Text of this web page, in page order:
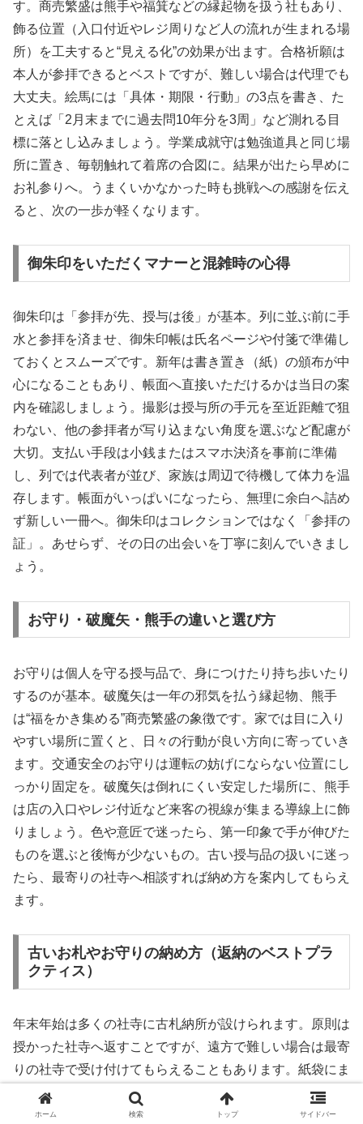
す。商売繁盛は熊手や福箕などの縁起物を扱う社もあり、
飾る位置（入口付近やレジ周りなど人の流れが生まれる場
所）を工夫すると“見える化”の効果が出ます。合格祈願は
本人が参拝できるとベストですが、難しい場合は代理でも
大丈夫。絵馬には「具体・期限・行動」の3点を書き、た
とえば「2月末までに過去問10年分を3周」など測れる目
標に落とし込みましょう。学業成就守は勉強道具と同じ場
所に置き、毎朝触れて着席の合図に。結果が出たら早めに
お礼参りへ。うまくいかなかった時も挑戦への感謝を伝え
ると、次の一歩が軽くなります。
御朱印をいただくマナーと混雑時の心得
御朱印は「参拝が先、授与は後」が基本。列に並ぶ前に手
水と参拝を済ませ、御朱印帳は氏名ページや付箋で準備し
ておくとスムーズです。新年は書き置き（紙）の頒布が中
心になることもあり、帳面へ直接いただけるかは当日の案
内を確認しましょう。撮影は授与所の手元を至近距離で狙
わない、他の参拝者が写り込まない角度を選ぶなど配慮が
大切。支払い手段は小銭またはスマホ決済を事前に準備
し、列では代表者が並び、家族は周辺で待機して体力を温
存します。帳面がいっぱいになったら、無理に余白へ詰め
ず新しい一冊へ。御朱印はコレクションではなく「参拝の
証」。あせらず、その日の出会いを丁寧に刻んでいきまし
ょう。
お守り・破魔矢・熊手の違いと選び方
お守りは個人を守る授与品で、身につけたり持ち歩いたり
するのが基本。破魔矢は一年の邪気を払う縁起物、熊手
は“福をかき集める”商売繁盛の象徴です。家では目に入り
やすい場所に置くと、日々の行動が良い方向に寄っていき
ます。交通安全のお守りは運転の妨げにならない位置にし
っかり固定を。破魔矢は倒れにくい安定した場所に、熊手
は店の入口やレジ付近など来客の視線が集まる導線上に飾
りましょう。色や意匠で迷ったら、第一印象で手が伸びた
ものを選ぶと後悔が少ないもの。古い授与品の扱いに迷っ
たら、最寄りの社寺へ相談すれば納め方を案内してもらえ
ます。
古いお札やお守りの納め方（返納のベストプラ
クティス）
年末年始は多くの社寺に古札納所が設けられます。原則は
授かった社寺へ返すことですが、遠方で難しい場合は最寄
りの社寺で受け付けてもらえることもあります。紙袋にま
とめ、雨天時はビニールで保護。金属やプラスチックの付
属品を分けるよう求められる場合があるので、指示に従い
ホーム 検索 トップ サイドバー